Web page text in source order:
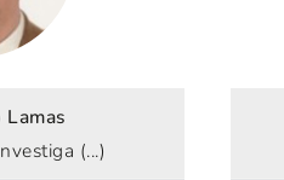
(...)